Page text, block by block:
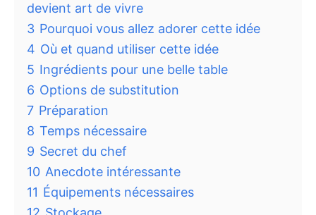
devient art de vivre
3 Pourquoi vous allez adorer cette idée
4 Où et quand utiliser cette idée
5 Ingrédients pour une belle table
6 Options de substitution
7 Préparation
8 Temps nécessaire
9 Secret du chef
10 Anecdote intéressante
11 Équipements nécessaires